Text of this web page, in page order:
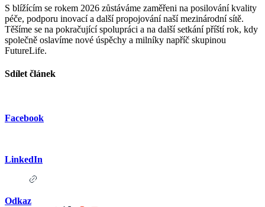
S blížícím se rokem 2026 zůstáváme zaměřeni na posilování kvality
péče, podporu inovací a další propojování naší mezinárodní sítě.
Těšíme se na pokračující spolupráci a na další setkání příští rok, kdy
společně oslavíme nové úspěchy a milníky napříč skupinou
FutureLife.
Sdílet článek
Facebook
LinkedIn
Odkaz